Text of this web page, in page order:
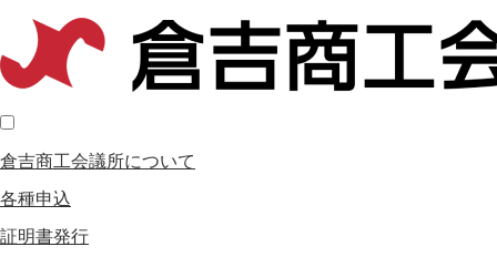
倉吉商工会議所について
各種申込
証明書発行